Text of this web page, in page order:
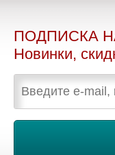
ПОДПИСКА
Новинки,